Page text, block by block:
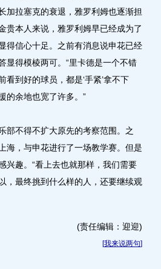
加拉塞克的衰退，雅罗利姆也逐渐担
贵本人来说，雅罗利姆早已经成为了
得信心十足。之前有消息说申花已经
显得模棱两可。“里卡德是一个不错
到好的球员，都是‘手紧’拿不下
的余地也宽了许多。”
不得不扩大原先的考察范围。之
海，与申花进行了一场教学赛。但是
兴趣。“看上去也就那样，我们需要
，最终挑到什么样的人，还要继续观
(责任编辑：迎迎)
[我来说两句]